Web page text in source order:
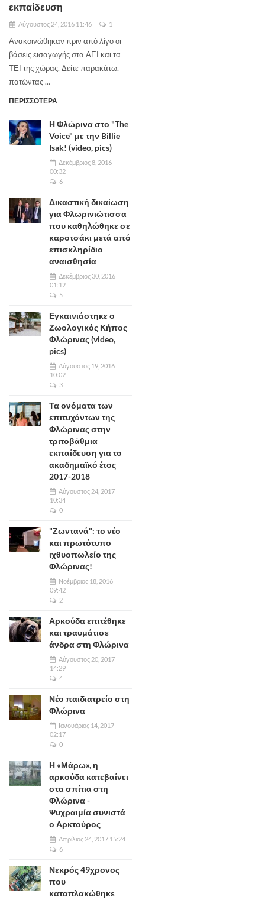
εκπαίδευση
Αύγουστος 24, 2016 11:46 1
Ανακοινώθηκαν πριν από λίγο οι
βάσεις εισαγωγής στα ΑΕΙ και τα
ΤΕΙ της χώρας. Δείτε παρακάτω,
πατώντας ...
ΠΕΡΙΣΣΟΤΕΡΑ
Η Φλώρινα στο "The
Voice" με την Billie
Isak! (video, pics)
Δεκέμβριος 8, 2016
00:32
6
Δικαστική δικαίωση
για Φλωρινιώτισσα
που καθηλώθηκε σε
καροτσάκι μετά από
επισκληρίδιο
αναισθησία
Δεκέμβριος 30, 2016
01:12
5
Εγκαινιάστηκε ο
Ζωολογικός Κήπος
Φλώρινας (video,
pics)
Αύγουστος 19, 2016
10:02
3
Τα ονόματα των
επιτυχόντων της
Φλώρινας στην
τριτοβάθμια
εκπαίδευση για το
ακαδημαϊκό έτος
2017-2018
Αύγουστος 24, 2017
10:34
0
"Ζωντανά": το νέο
και πρωτότυπο
ιχθυοπωλείο της
Φλώρινας!
Νοέμβριος 18, 2016
09:42
2
Αρκούδα επιτέθηκε
και τραυμάτισε
άνδρα στη Φλώρινα
Αύγουστος 20, 2017
14:29
4
Νέο παιδιατρείο στη
Φλώρινα
Ιανουάριος 14, 2017
02:17
0
Η «Μάρω», η
αρκούδα κατεβαίνει
στα σπίτια στη
Φλώρινα -
Ψυχραιμία συνιστά
ο Αρκτούρος
Απρίλιος 24, 2017 15:24
6
Νεκρός 49χρονος
που
καταπλακώθηκε